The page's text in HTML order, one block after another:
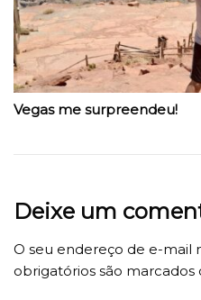
Vegas me surpreendeu!
Deixe um
O seu endereço de e-mail
obrigatórios são marcados